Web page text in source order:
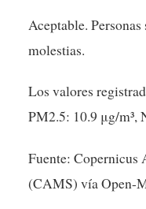
Aceptable.
molestias.
Los valores
PM2.5: 10.9 μg/m³,
Fuente:
(CAMS) vía Open-